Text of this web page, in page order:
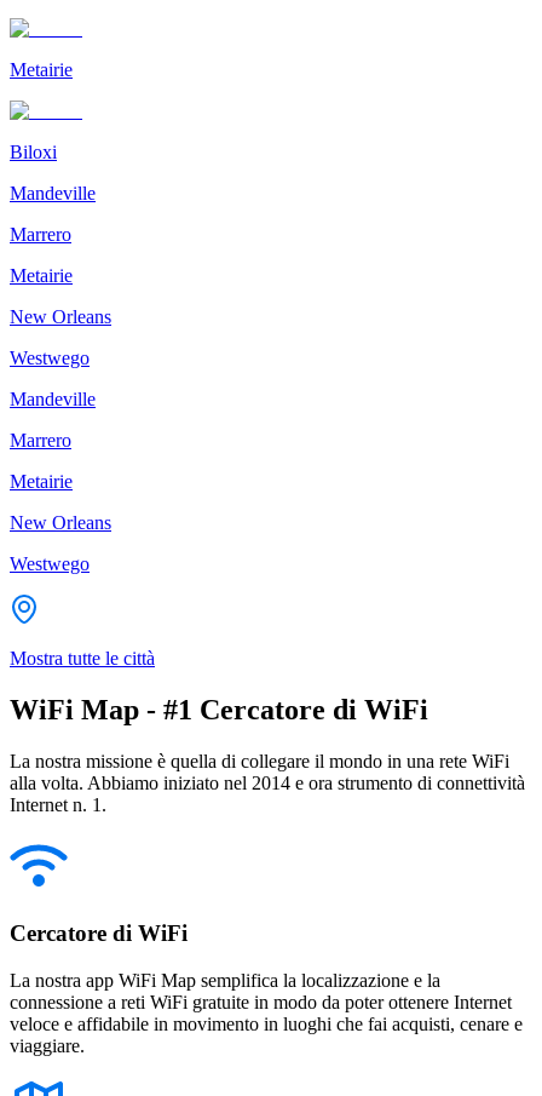
Metairie
Biloxi
Mandeville
Marrero
Metairie
New Orleans
Westwego
Mandeville
Marrero
Metairie
New Orleans
Westwego
Mostra tutte le città
WiFi Map - #1 Cercatore di WiFi
La nostra missione è quella di collegare il mondo in una rete WiFi
alla volta. Abbiamo iniziato nel 2014 e ora strumento di connettività
Internet n. 1.
Cercatore di WiFi
La nostra app WiFi Map semplifica la localizzazione e la
connessione a reti WiFi gratuite in modo da poter ottenere Internet
veloce e affidabile in movimento in luoghi che fai acquisti, cenare e
viaggiare.